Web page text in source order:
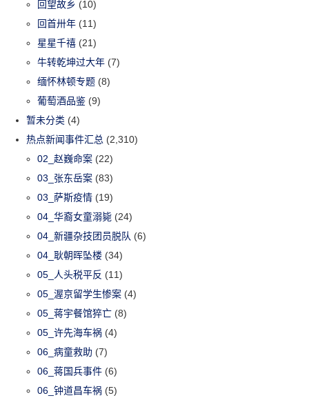
回望故乡 (10)
回首卅年 (11)
星星千禧 (21)
牛转乾坤过大年 (7)
缅怀林顿专题 (8)
葡萄酒品鉴 (9)
暂未分类 (4)
热点新闻事件汇总 (2,310)
02_赵巍命案 (22)
03_张东岳案 (83)
03_萨斯疫情 (19)
04_华裔女童溺毙 (24)
04_新疆杂技团员脱队 (6)
04_耿朝晖坠楼 (34)
05_人头税平反 (11)
05_渥京留学生惨案 (4)
05_蒋宇餐馆猝亡 (8)
05_许先海车祸 (4)
06_病童救助 (7)
06_蒋国兵事件 (6)
06_钟道昌车祸 (5)